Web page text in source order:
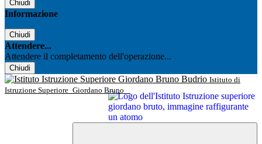
Chiudi
Informazione
Chiudi
Attendere...
Attendere il completamento dell'operazione...
Chiudi
Istituto di
Istruzione Superiore Giordano Bruno